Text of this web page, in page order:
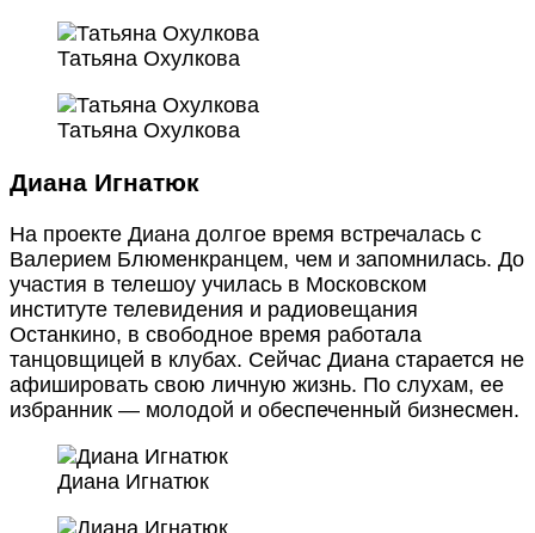
Татьяна Охулкова
Татьяна Охулкова
Диана Игнатюк
На проекте Диана долгое время встречалась с
Валерием Блюменкранцем, чем и запомнилась. До
участия в телешоу училась в Московском
институте телевидения и радиовещания
Останкино, в свободное время работала
танцовщицей в клубах. Сейчас Диана старается не
афишировать свою личную жизнь. По слухам, ее
избранник — молодой и обеспеченный бизнесмен.
Диана Игнатюк